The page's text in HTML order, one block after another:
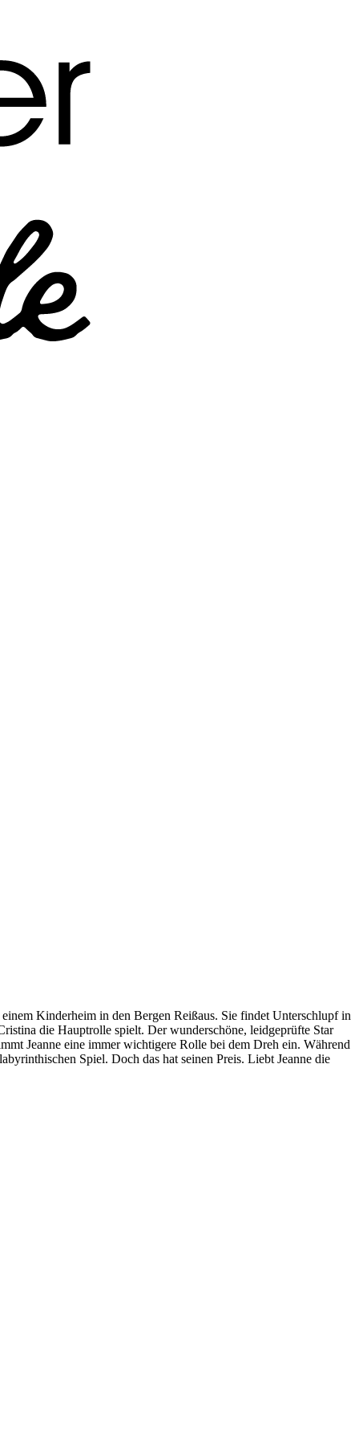
Kinderheim in den Bergen Reißaus. Sie findet Unterschlupf in
die Hauptrolle spielt. Der wunderschöne, leidgeprüfte Star
Jeanne eine immer wichtigere Rolle bei dem Dreh ein. Während
Spiel. Doch das hat seinen Preis. Liebt Jeanne die